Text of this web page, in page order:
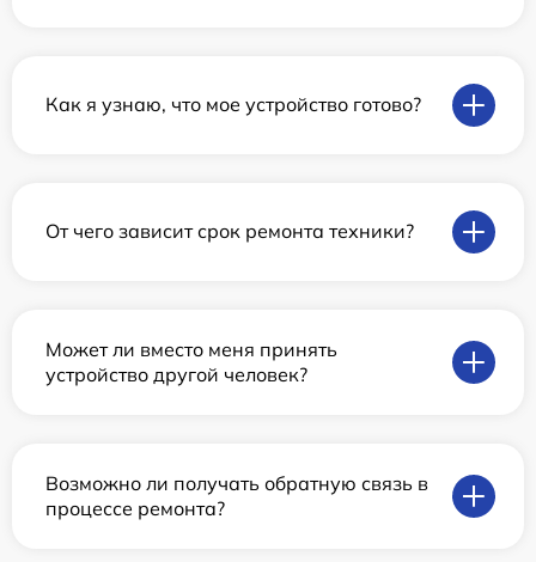
Как я узнаю, что мое устройство готово?
От чего зависит срок ремонта техники?
Может ли вместо меня принять
устройство другой человек?
Возможно ли получать обратную связь в
процессе ремонта?